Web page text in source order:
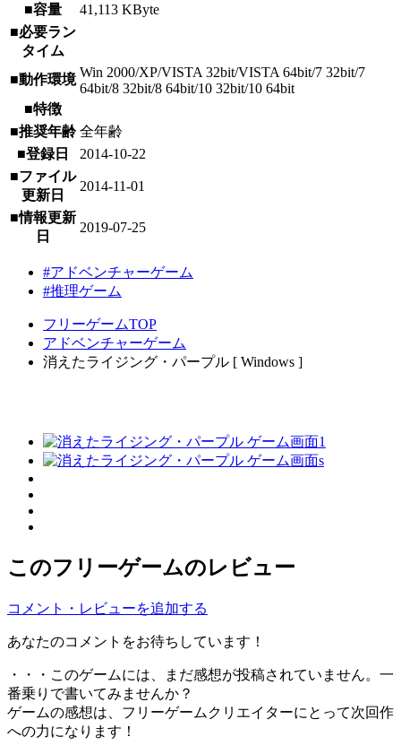
■容量
41,113 KByte
■必要ラン
タイム
■動作環境 Win 2000/XP/VISTA 32bit/VISTA 64bit/7 32bit/7
64bit/8 32bit/8 64bit/10 32bit/10 64bit
■特徴
■推奨年齢 全年齢
■登録日
2014-10-22
■ファイル
更新日
2014-11-01
■情報更新
日
2019-07-25
#アドベンチャーゲーム
#推理ゲーム
フリーゲームTOP
アドベンチャーゲーム
消えたライジング・パープル [ Windows ]
このフリーゲームのレビュー
コメント・レビューを追加する
あなたのコメントをお待ちしています！
・・・このゲームには、まだ感想が投稿されていません。一
番乗りで書いてみませんか？
ゲームの感想は、フリーゲームクリエイターにとって次回作
への力になります！